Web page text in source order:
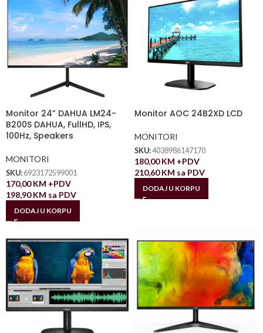
Monitor 24” DAHUA LM24-
B200S DAHUA, FullHD, IPS,
100Hz, Speakers
MONITORI
SKU: 6923172599001
170,00KM +PDV
198,90KM sa PDV
DODAJ U KORPU
Monitor AOC 24B2XD LCD
MONITORI
SKU:4038986147170
180,00KM +PDV
210,60KM sa PDV
DODAJ U KORPU